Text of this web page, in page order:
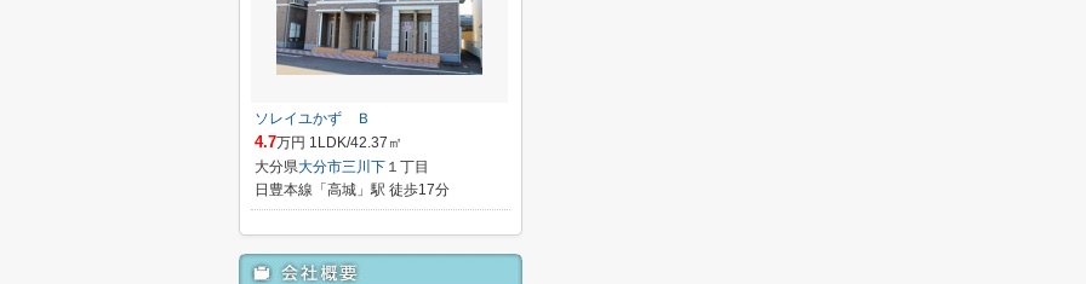
ソレイユかず Ｂ
4.7万円 1LDK/42.37㎡
大分県大分市三川下 １丁目
日豊本線「高城」駅 徒歩17分